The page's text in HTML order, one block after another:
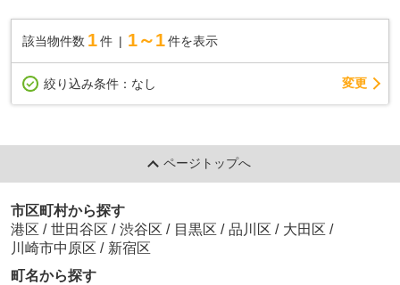
該当物件数 1件 1～1 件を表示
絞り込み条件： なし 変更
ページトップへ
市区町村から探す
港区 / 世田谷区 / 渋谷区 / 目黒区 / 品川区 / 大田区 /
川崎市中原区 / 新宿区
町名から探す